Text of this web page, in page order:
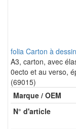
folia Carton à
A3, carton, avec
0ecto et au verso,
(69015)
Marque / OEM
N° d'article